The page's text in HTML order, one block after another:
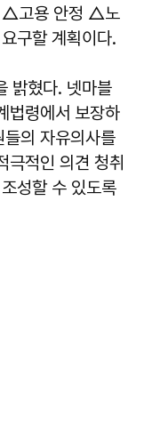
△고용 안정 △노
구할 계획이다.
밝혔다. 넷마블
법령에서 보장하
의 자유의사를
극적인 의견 청취
성할 수 있도록